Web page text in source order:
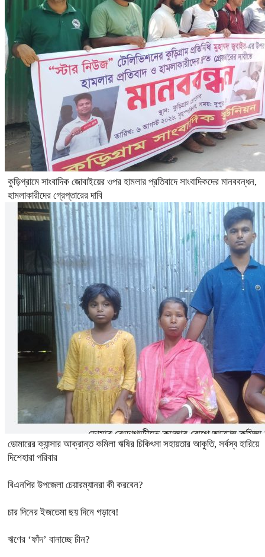
কুড়িগ্রামে সাংবাদিক জোবাইয়ের ওপর হামলার প্রতিবাদে সাংবাদিকদের মানববন্ধন,
হামলাকারীদের গ্রেপ্তারের দাবি
ডোমারের ক্যান্সার আক্রান্ত কমিলা ঋষির চিকিৎসা সহায়তার আকুতি, সর্বস্ব হারিয়ে
দিশেহারা পরিবার
বিএনপির উপজেলা চেয়ারম্যানরা কী করবেন?
চার দিনের ইজতেমা ছয় দিনে গড়াবে!
ঋণের ‘ফাঁদ’ বানাচ্ছে চীন?